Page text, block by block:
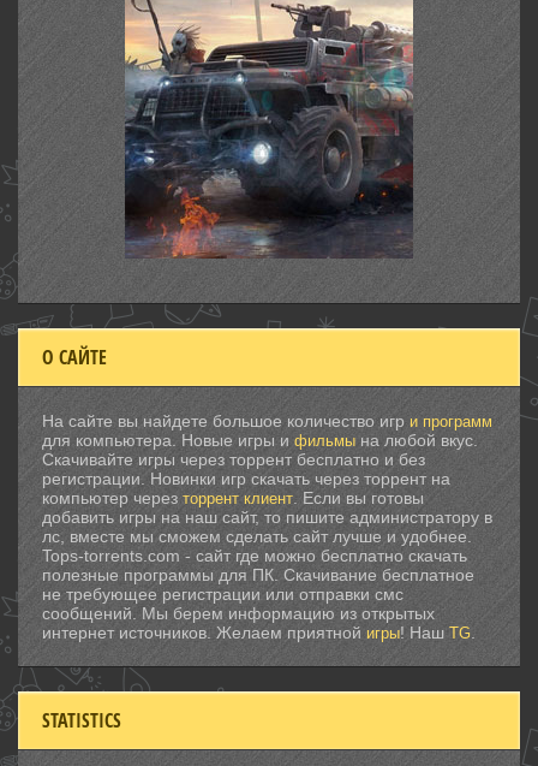
О САЙТЕ
На сайте вы найдете большое количество игр и программ
для компьютера. Новые игры и фильмы на любой вкус.
Скачивайте игры через торрент бесплатно и без
регистрации. Новинки игр скачать через торрент на
компьютер через торрент клиент . Если вы готовы
добавить игры на наш сайт, то пишите администратору в
лс, вместе мы сможем сделать сайт лучше и удобнее.
Tops-torrents.com - сайт где можно бесплатно скачать
полезные программы для ПК. Скачивание бесплатное
не требующее регистрации или отправки смс
сообщений. Мы берем информацию из открытых
интернет источников. Желаем приятной игры! НашTG
STATISTICS